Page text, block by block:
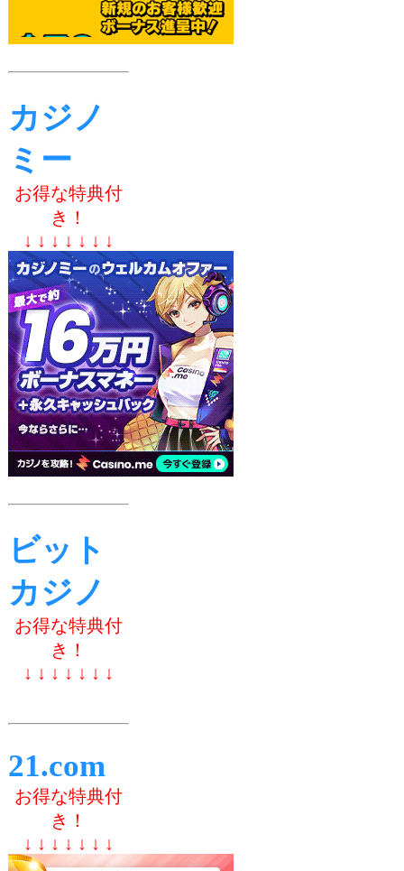
カジノ
ミー
お得な特典付
き！
↓ ↓ ↓ ↓ ↓ ↓ ↓
ビット
カジノ
お得な特典付
き！
↓ ↓ ↓ ↓ ↓ ↓ ↓
21.com
お得な特典付
き！
↓ ↓ ↓ ↓ ↓ ↓ ↓